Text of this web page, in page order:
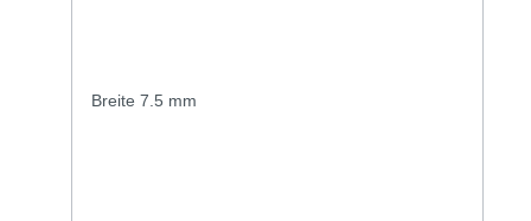
Breite 7.5 mm